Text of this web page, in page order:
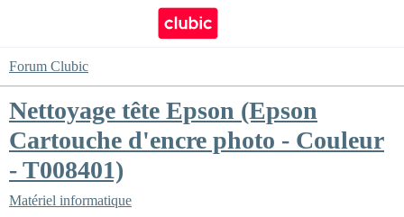
Forum Clubic
Nettoyage tête Epson (Epson
Cartouche d'encre photo - Couleur
- T008401)
Matériel informatique